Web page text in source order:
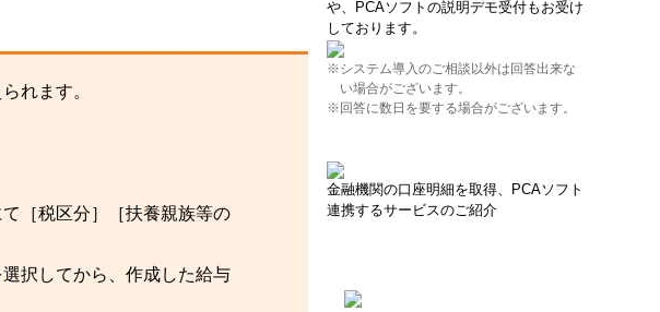
や、PCAソフトの説明デモ受付もお受け
しております。
※システム導入のご相談以外は回答出来な
い場合がございます。
※回答に数日を要する場合がございます。
金融機関の口座明細を取得、PCAソフト
連携するサービスのご紹介
れます。
［税区分］［扶養親族等の
択してから、作成した給与